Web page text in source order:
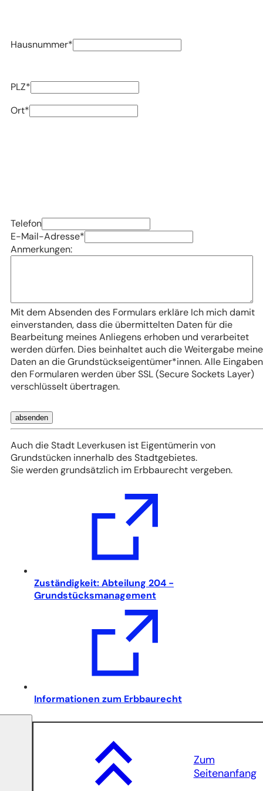
Hausnummer*
PLZ*
Ort*
Telefon
E-Mail-Adresse*
Anmerkungen:
Mit dem Absenden des Formulars erkläre Ich mich damit
einverstanden, dass die übermittelten Daten für die
Bearbeitung meines Anliegens erhoben und verarbeitet
werden dürfen. Dies beinhaltet auch die Weitergabe
Daten an die Grundstückseigentümer*innen. Alle
den Formularen werden über SSL (Secure Sockets Layer)
verschlüsselt übertragen.
Bitte
lassen
Sie
dieses
Feld
absenden
Auch die Stadt Leverkusen ist Eigentümerin von
Grundstücken innerhalb des Stadtgebietes.
Sie werden grundsätzlich im Erbbaurecht vergeben.
Zuständigkeit: Abteilung 204 -
Grundstücksmanagement
Informationen zum Erbbaurecht
Zum
Seitenanfang